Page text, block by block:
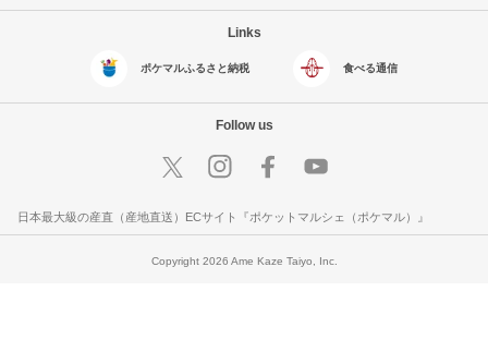
Links
ポケマルふるさと納税 食べる通信
Follow us
日本最大級の産直（産地直送）ECサイト『ポケットマルシェ（ポケマル）』
Copyright 2026 Ame Kaze Taiyo, Inc.